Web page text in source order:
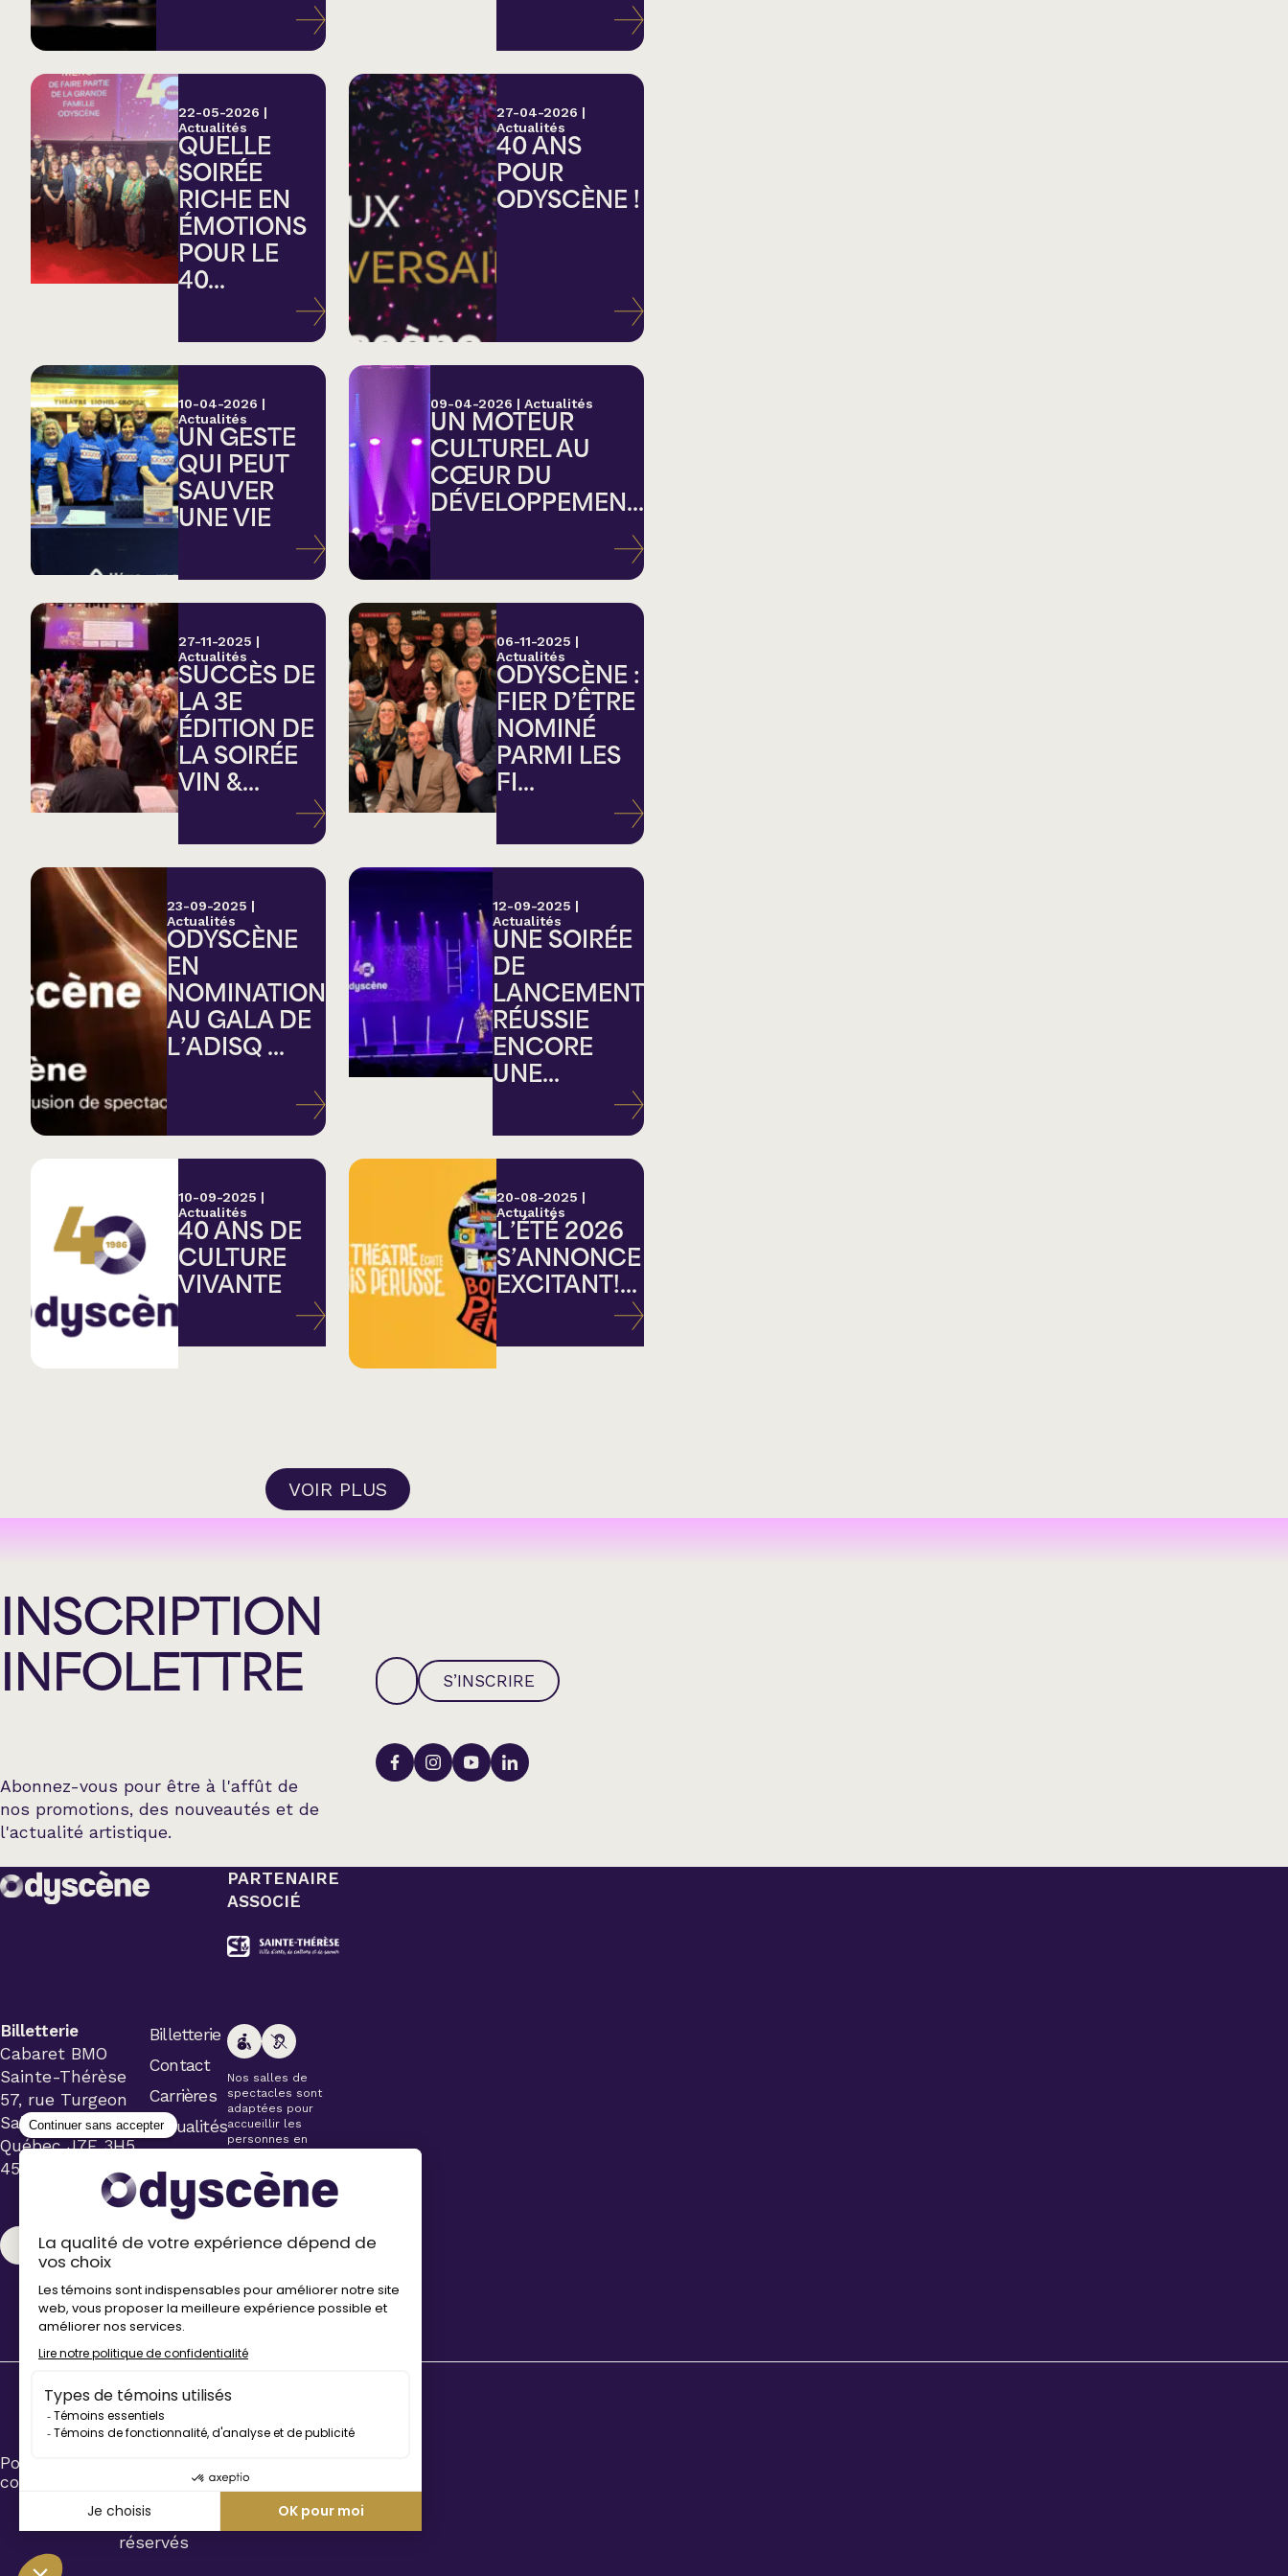
Hommage
Théâtre
Saison estivale
Apéro et perfo
Musique (Blues, folk,
traditionnelle)
Country
Famille
Spectacles en location
22-05-2026 |
Actualités
QUELLE
SOIRÉE
RICHE EN
ÉMOTIONS
POUR LE
40...
27-04-2026 |
Actualités
40 ANS
POUR
ODYSCÈNE !
10-04-2026 |
Actualités
UN GESTE
QUI PEUT
SAUVER
UNE VIE
09-04-2026 | Actualités
UN MOTEUR
CULTUREL AU
CŒUR DU
DÉVELOPPEMEN...
27-11-2025 |
Actualités
SUCCÈS DE
LA 3E
ÉDITION DE
LA SOIRÉE
VIN &...
06-11-2025 |
Actualités
ODYSCÈNE :
FIER D’ÊTRE
NOMINÉ
PARMI LES
FI...
23-09-2025 |
Actualités
ODYSCÈNE
EN
NOMINATION
AU GALA DE
L’ADISQ ...
12-09-2025 |
Actualités
UNE SOIRÉE
DE
LANCEMENT
RÉUSSIE
ENCORE
UNE...
10-09-2025 |
Actualités
40 ANS DE
CULTURE
VIVANTE
20-08-2025 |
Actualités
L’ÉTÉ 2026
S’ANNONCE
EXCITANT!...
VOIR PLUS
INSCRIPTION
INFOLETTRE
Abonnez-vous pour être à l'affût de
nos promotions, des nouveautés et de
l'actualité artistique.
S’INSCRIRE
Billetterie
Cabaret BMO
Sainte-Thérèse
57, rue Turgeon
Sainte-Thérèse
Québec J7E 3H5
450 434-4006
CONTACT
Billetterie
Contact
Carrières
Actualités
PARTENAIRE
ASSOCIÉ
Nos salles de
spectacles sont
adaptées pour
accueillir les
personnes en
Veuillez
simplement aviser
le préposé à la
billet.
Stationnements
gratuits à
proximité de
Politique de
confidentialité
Droit
d’auteur
Odyscène
droits
réservés